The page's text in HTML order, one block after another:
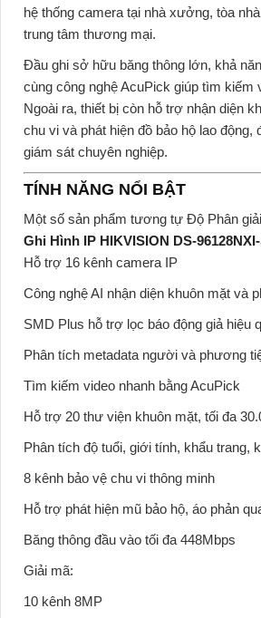
hệ thống camera tại nhà xưởng, tòa
trung tâm thương mại.
Đầu ghi sở hữu băng thông lớn, khả
cùng công nghệ AcuPick giúp tìm kiếm
Ngoài ra, thiết bị còn hỗ trợ nhận diện
chu vi và phát hiện đồ bảo hộ lao động,
giám sát chuyên nghiệp.
TÍNH NĂNG NỔI BẬT
Một số sản phẩm tương tự Độ Phân
Ghi Hình IP HIKVISION DS-
Hỗ trợ 16 kênh camera IP
Công nghệ AI nhận diện khuôn mặt và
SMD Plus hỗ trợ lọc báo động giả hiệu
Phân tích metadata người và phương
Tìm kiếm video nhanh bằng AcuPick
Hỗ trợ 20 thư viện khuôn mặt, tối đa
Phân tích độ tuổi, giới tính, khẩu trang,
8 kênh bảo vệ chu vi thông minh
Hỗ trợ phát hiện mũ bảo hộ, áo phản
Băng thông đầu vào tối đa 448Mbps
Giải mã:
10 kênh 8MP